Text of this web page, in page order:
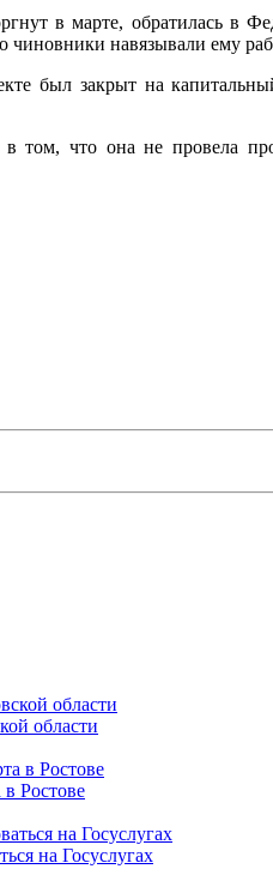
в марте, обратилась в
навязывали ему
был закрыт на
что она не провела
области
Ростове
на Госуслугах